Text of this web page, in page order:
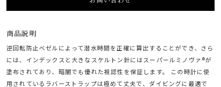
商品説明
逆回転防止ベゼルによって潜水時間を正確に算出することができ、さら
には、インデックスと大きなスケルトン針にはスーパールミノヴァ®が
塗布されており、暗闇でも優れた視認性を保証します。 この時計に使
用されているラバーストラップは極めて丈夫で、ダイビングに最適で